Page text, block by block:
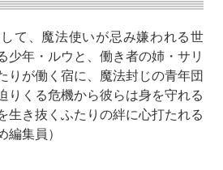
て、魔法使いが忌み嫌われる世
少年・ルウと、働き者の姉・サリ
りが働く宿に、魔法封じの青年団
くる危機から彼らは身を守れる
き抜くふたりの絆に心打たれる
編集員）